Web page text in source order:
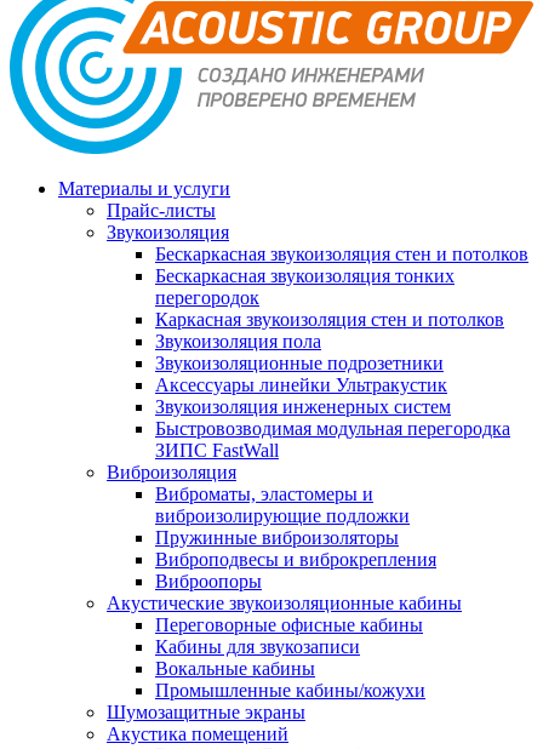
Материалы и услуги
Прайс-листы
Звукоизоляция
Бескаркасная звукоизоляция стен и потолков
Бескаркасная звукоизоляция тонких
перегородок
Каркасная звукоизоляция стен и потолков
Звукоизоляция пола
Звукоизоляционные подрозетники
Аксессуары линейки Ультракустик
Звукоизоляция инженерных систем
Быстровозводимая модульная перегородка
ЗИПС FastWall
Виброизоляция
Виброматы, эластомеры и
виброизолирующие подложки
Пружинные виброизоляторы
Виброподвесы и виброкрепления
Виброопоры
Акустические звукоизоляционные кабины
Переговорные офисные кабины
Кабины для звукозаписи
Вокальные кабины
Промышленные кабины/кожухи
Шумозащитные экраны
Акустика помещений